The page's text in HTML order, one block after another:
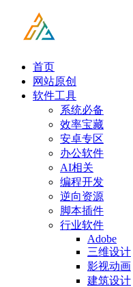
首页
网站原创
软件工具
系统必备
效率宝藏
安卓专区
办公软件
AI相关
编程开发
逆向资源
脚本插件
行业软件
Adobe
三维设计
影视动画
建筑设计